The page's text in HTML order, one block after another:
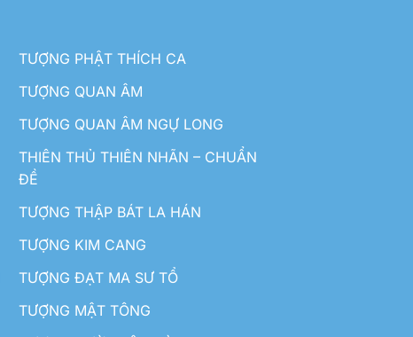
TƯỢNG PHẬT THÍCH CA
TƯỢNG QUAN ÂM
TƯỢNG QUAN ÂM NGỰ LONG
THIÊN THỦ THIÊN NHÃN – CHUẨN
ĐỀ
TƯỢNG THẬP BÁT LA HÁN
TƯỢNG KIM CANG
TƯỢNG ĐẠT MA SƯ TỔ
TƯỢNG MẬT TÔNG